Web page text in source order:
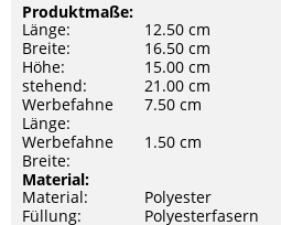
Produktmaße:
Länge:
12.50 cm
Breite:
16.50 cm
Höhe:
15.00 cm
stehend:
21.00 cm
Werbefahne
Länge:
7.50 cm
Werbefahne
Breite:
1.50 cm
Material:
Material:
Polyester
Füllung:
Polyesterfasern